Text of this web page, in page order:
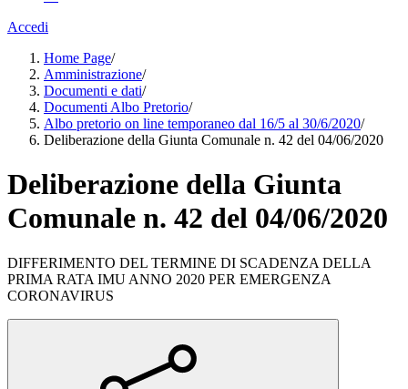
Accedi
Home Page/
Amministrazione/
Documenti e dati/
Documenti Albo Pretorio/
Albo pretorio on line temporaneo dal 16/5 al 30/6/2020/
Deliberazione della Giunta Comunale n. 42 del 04/06/2020
Deliberazione della Giunta
Comunale n. 42 del 04/06/2020
DIFFERIMENTO DEL TERMINE DI SCADENZA DELLA
PRIMA RATA IMU ANNO 2020 PER EMERGENZA
CORONAVIRUS